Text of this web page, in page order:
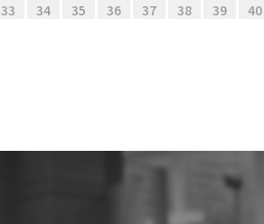
33 34 35 36 37 38 39 40